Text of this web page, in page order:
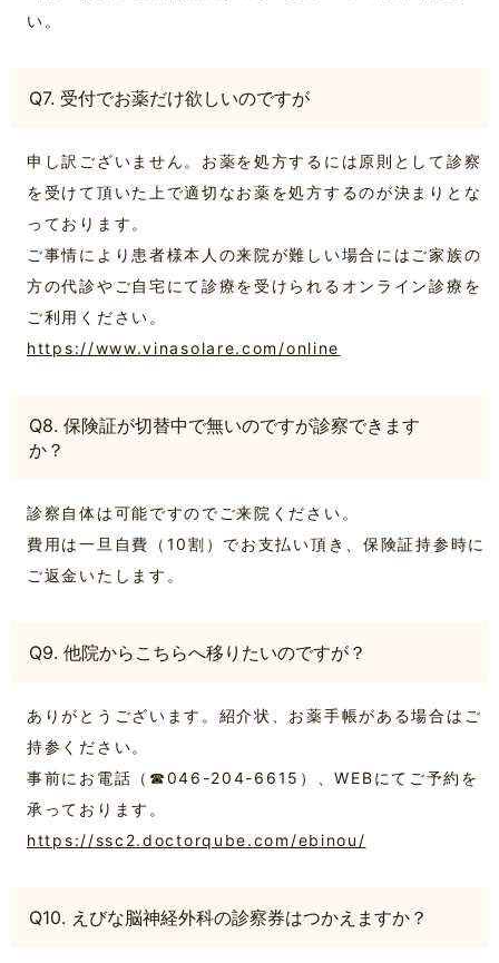
い。
Q7. 受付でお薬だけ欲しいのですが
申し訳ございません。お薬を処方するには原則として診察
を受けて頂いた上で適切なお薬を処方するのが決まりとな
っております。
ご事情により患者様本人の来院が難しい場合にはご家族の
方の代診やご自宅にて診療を受けられるオンライン診療を
ご利用ください。
https://www.vinasolare.com/online
Q8. 保険証が切替中で無いのですが診察できます
か？
診察自体は可能ですのでご来院ください。
費用は一旦自費（10割）でお支払い頂き、保険証持参時に
ご返金いたします。
Q9. 他院からこちらへ移りたいのですが？
ありがとうございます。紹介状、お薬手帳がある場合はご
持参ください。
事前にお電話（☎046-204-6615）、WEBにてご予約を
承っております。
https://ssc2.doctorqube.com/ebinou/
Q10. えびな脳神経外科の診察券はつかえますか？